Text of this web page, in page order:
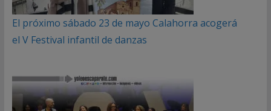
El próximo sábado 23 de mayo Calahorra acogerá
el V Festival infantil de danzas